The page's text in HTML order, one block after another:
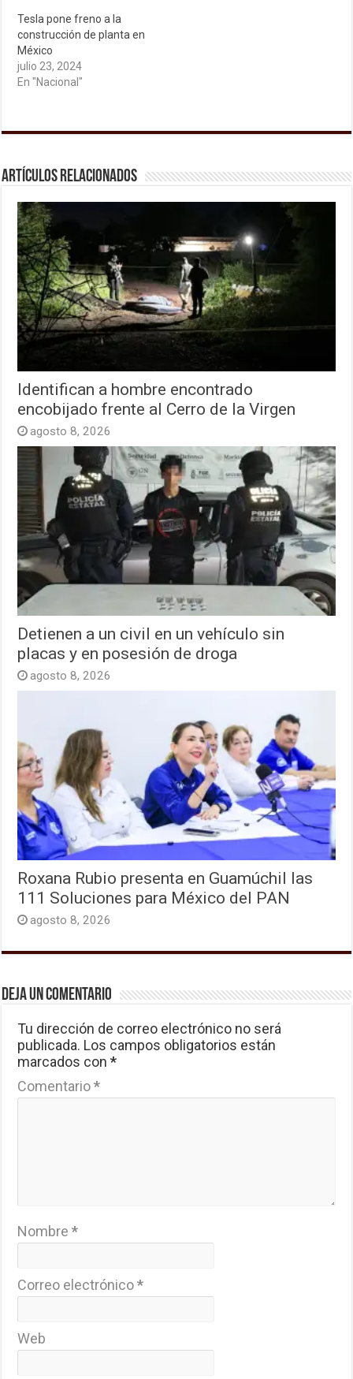
Tesla pone freno a la
construcción de planta en
México
julio 23, 2024
En "Nacional"
Artículos relacionados
Identifican a hombre encontrado
encobijado frente al Cerro de la Virgen
agosto 8, 2026
Detienen a un civil en un vehículo sin
placas y en posesión de droga
agosto 8, 2026
Roxana Rubio presenta en Guamúchil las
111 Soluciones para México del PAN
agosto 8, 2026
Deja un comentario
Tu dirección de correo electrónico no será
publicada. Los campos obligatorios están
marcados con*
Comentario*
Nombre*
Correo electrónico*
Web